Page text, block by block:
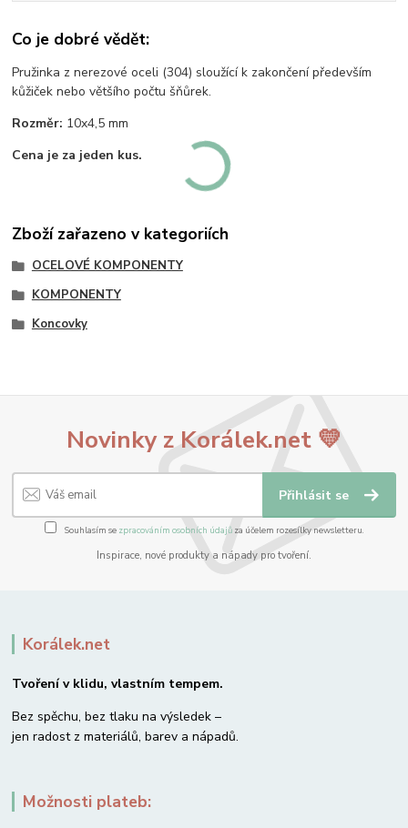
Co je dobré vědět:
Pružinka z nerezové oceli (304) sloužící k zakončení především
kůžiček nebo většího počtu šňůrek.
Rozměr: 10x4,5 mm
Cena je za jeden kus.
Zboží zařazeno v kategoriích
OCELOVÉ KOMPONENTY
KOMPONENTY
Koncovky
Novinky z Korálek.net 💛
Přihlásit se
Souhlasím se zpracováním osobních údajůza účelem rozesílky newsletteru.
Inspirace, nové produkty a nápady pro tvoření.
Korálek.net
Tvoření v klidu, vlastním tempem.
Bez spěchu, bez tlaku na výsledek –
jen radost z materiálů, barev a nápadů.
Možnosti plateb: